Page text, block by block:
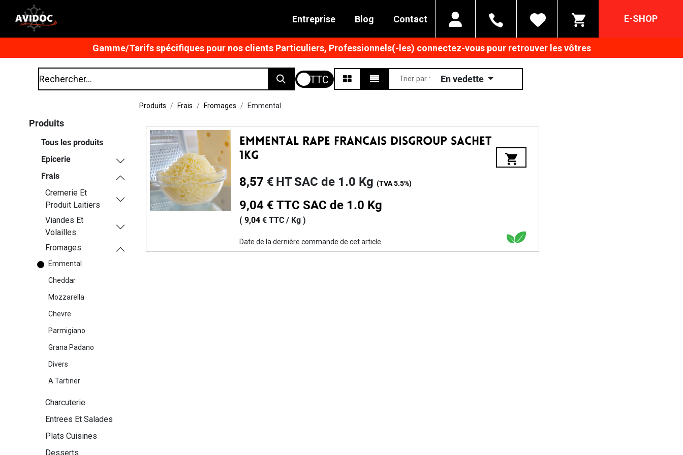
Entreprise Blog Contact E-SHOP
Gamme/Tarifs spécifiques pour nos clients Particuliers, Professionnels(-les) connectez-vous pour retrouver les vôtres
Trier par : En vedette
Produits
Tous les produits
Epicerie
Frais
Cremerie Et
Produit Laitiers
Viandes Et
Volailles
Fromages
Emmental
Cheddar
Mozzarella
Chevre
Parmigiano
Grana Padano
Divers
A Tartiner
Charcuterie
Entrees Et Salades
Plats Cuisines
Desserts
Produits Frais Fromages Emmental
Emmental Rape Francais Disgroup Sachet
1kg
8,57 € HTSAC de 1.0 Kg(TVA5.5%)
9,04 € TTC SAC de 1.0 Kg
(9,04 € TTC / Kg )
Date de la dernière commande de cet article